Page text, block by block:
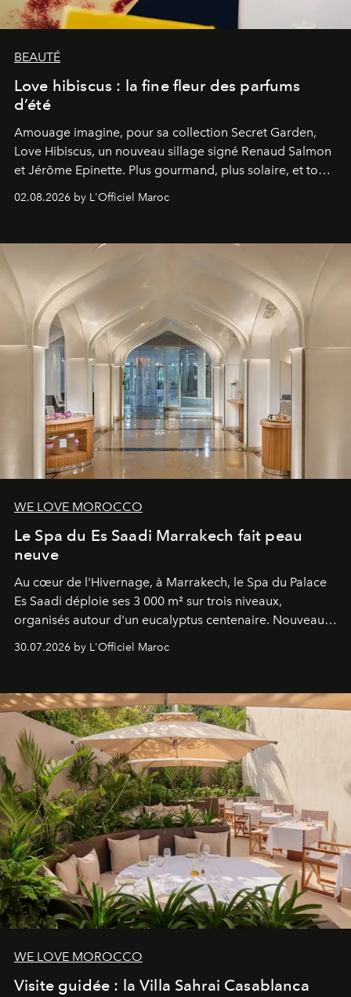
BEAUTÉ
Love hibiscus : la fine fleur des parfums
d’été
Amouage imagine, pour sa collection Secret Garden,
Love Hibiscus, un nouveau sillage signé Renaud Salmon
et Jérôme Epinette. Plus gourmand, plus solaire, et tout
à fait irrésistible.
02.08.2026 by L'Officiel Maroc
WE LOVE MOROCCO
Le Spa du Es Saadi Marrakech fait peau
neuve
Au cœur de l'Hivernage, à Marrakech, le Spa du Palace
Es Saadi déploie ses 3 000 m² sur trois niveaux,
organisés autour d'un eucalyptus centenaire. Nouveau
Lobby Bien-Être et Beauté, exclusivité mondiale en
neuro-cosmétique, parcours thermal et studio dédié au
entièreté, entre science des émotions et rituels
reposants.
30.07.2026 by L'Officiel Maroc
WE LOVE MOROCCO
Visite guidée : la Villa Sahrai Casablanca